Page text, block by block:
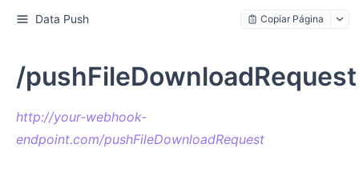
Data Push Copiar Página
/pushFileDownloadRequest
http://your-webhook-
endpoint.com/pushFileDownloadRequest